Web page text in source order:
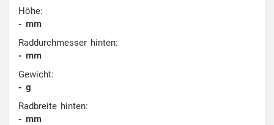
Höhe:
- mm
Raddurchmesser hinten:
- mm
Gewicht:
- g
Radbreite hinten:
- mm